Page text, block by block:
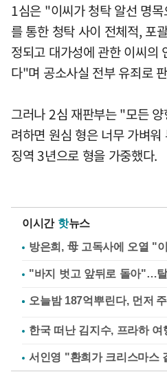
1심은 "이씨가 청탁 알선 명
를 통한 청탁 사이 전체적, 포
정되고 대가성에 관한 이씨의
다"며 공소사실 전부 유죄로
그러나 2심 재판부는 "모든
려하면 원심 형은 너무 가벼
징역 3년으로 형을 가중했다.
이시간 핫뉴스
방은희, 母 고독사에 오열 "
"바지 벗고 앞뒤로 돌아"…
한국 떠난 김지수, 프라하
서인영 "환희가 크리스마스